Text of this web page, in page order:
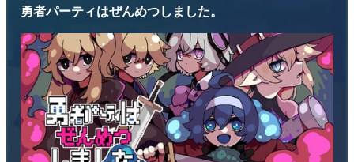
勇者パーティはぜんめつしました。